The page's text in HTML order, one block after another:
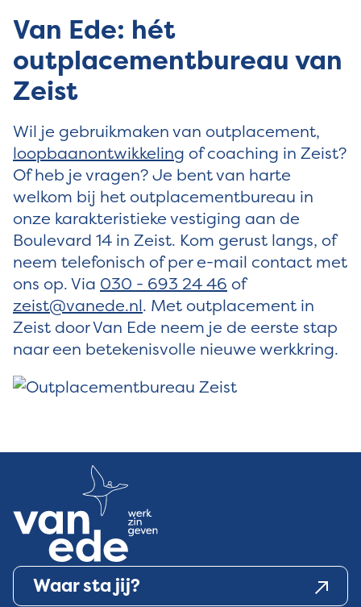
Van Ede: hét
outplacementbureau van
Zeist
Wil je gebruikmaken van outplacement,
loopbaanontwikkeling of coaching in Zeist?
Of heb je vragen? Je bent van harte
welkom bij het outplacementbureau in
onze karakteristieke vestiging aan de
Boulevard 14 in Zeist. Kom gerust langs, of
neem telefonisch of per e-mail contact met
ons op. Via 030 - 693 24 46 of
zeist@vanede.nl. Met outplacement in
Zeist door Van Ede neem je de eerste stap
naar een betekenisvolle nieuwe werkkring.
Waar sta jij?